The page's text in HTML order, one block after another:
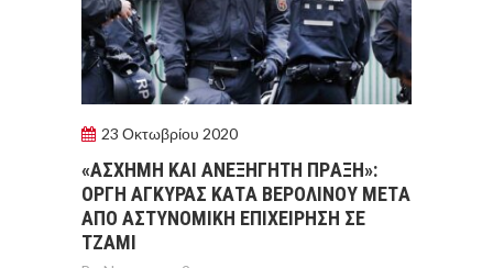
23 Οκτωβρίου 2020
«AΣΧΗΜΗ ΚΑΙ ΑΝΕΞHΓΗΤΗ ΠΡAΞΗ»:
ΟΡΓH AΓΚΥΡΑΣ ΚΑΤA ΒΕΡΟΛIΝΟΥ ΜΕΤA
ΑΠO ΑΣΤΥΝΟΜΙΚH ΕΠΙΧΕIΡΗΣΗ ΣΕ
ΤΖΑΜI